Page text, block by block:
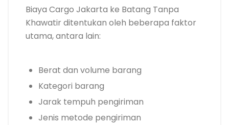
Biaya Cargo Jakarta ke Batang Tanpa
Khawatir ditentukan oleh beberapa faktor
utama, antara lain:
Berat dan volume barang
Kategori barang
Jarak tempuh pengiriman
Jenis metode pengiriman